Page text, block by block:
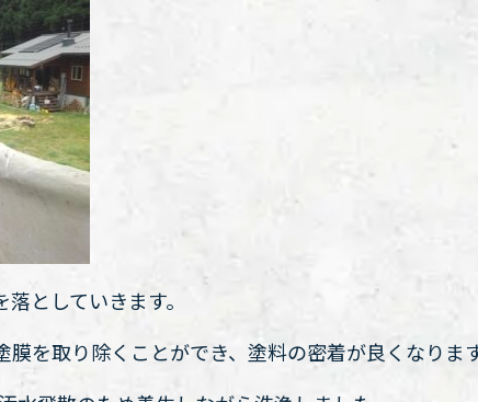
としていきます。
を取り除くことができ、塗料の密着が良くなりま